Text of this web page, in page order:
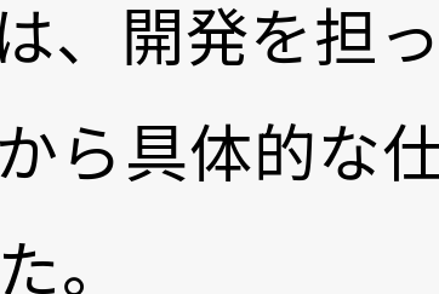
、開発を担
ら具体的な
。